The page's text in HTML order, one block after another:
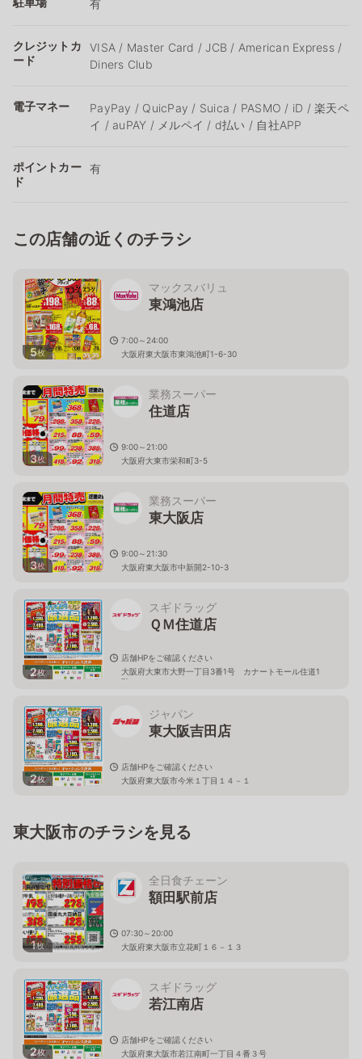
有
クレジットカ
ード
VISA / Master Card / JCB / American Express /
Diners Club
電子マネー
PayPay / QuicPay / Suica / PASMO / iD / 楽天ペ
イ / auPAY / メルペイ / d払い / 自社APP
ポイントカー
ド
有
この店舗の近くのチラシ
5枚
マックスバリュ
東鴻池店
7:00～24:00
大阪府東大阪市東鴻池町1-6-30
3枚
業務スーパー
住道店
9:00～21:00
大阪府大東市栄和町3-5
3枚
業務スーパー
東大阪店
9:00～21:30
大阪府東大阪市中新開2-10-3
2枚
スギドラッグ
ＱＭ住道店
店舗HPをご確認ください
大阪府大東市大野一丁目3番1号 カナートモール住道1
階
2枚
ジャパン
東大阪吉田店
店舗HPをご確認ください
大阪府東大阪市今米１丁目１４－１
東大阪市のチラシを見る
1枚
全日食チェーン
額田駅前店
07:30～20:00
大阪府東大阪市立花町１６－１３
2枚
スギドラッグ
若江南店
店舗HPをご確認ください
大阪府東大阪市若江南町一丁目４番３号